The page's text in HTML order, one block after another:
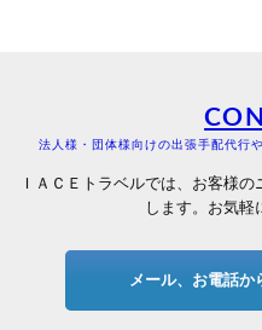
法人様・団体様向けの出張手配代行
ＩＡＣＥトラベルでは、お客様
します。お気軽
メール、お電話か